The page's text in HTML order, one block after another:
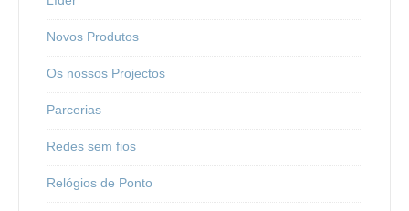
Novos Produtos
Os nossos Projectos
Parcerias
Redes sem fios
Relógios de Ponto